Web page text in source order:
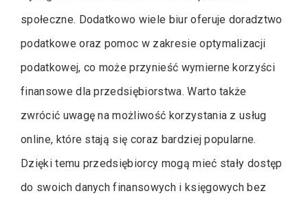
społeczne. Dodatkowo wiele biur oferuje doradztwo
podatkowe oraz pomoc w zakresie optymalizacji
podatkowej, co może przynieść wymierne korzyści
finansowe dla przedsiębiorstwa. Warto także
zwrócić uwagę na możliwość korzystania z usług
online, które stają się coraz bardziej popularne.
Dzięki temu przedsiębiorcy mogą mieć stały dostęp
do swoich danych finansowych i księgowych bez